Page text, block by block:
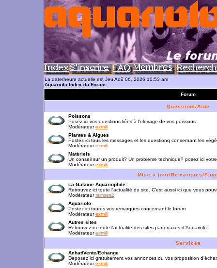
La date/heure actuelle est Jeu Aoû 06, 2026 10:53 am
Aquariolo Index du Forum
Forum
Questions/Aide
Poissons
Posez ici vos questions liées à l'elevage de vos poissons
Modérateurexmili
Plantes & Algues
Postez ici tous les messages et les questionq consernant les
Modérateurexmili
Matériels
Un conseil sur un produit? Un probleme technique? posez ici
Modérateurexmili
Mise à jour/Remarques/
La Galaxie Aquariophile
Retrouvez ici toute l'actualité du site. C'est aussi ici que vous
Modérateurramses2
Aquariolo
Postez ici toutes vos remarques concernant le forum
Modérateurexmili
Autres sites
Retrouvez ici toute l'actualité des sites partenaires d'Aquariolo
Modérateurexmili
Services
Achat/Vente/Echange
Deposez ici gratuitement vos annonces ou vos proposition
Modérateurexmili